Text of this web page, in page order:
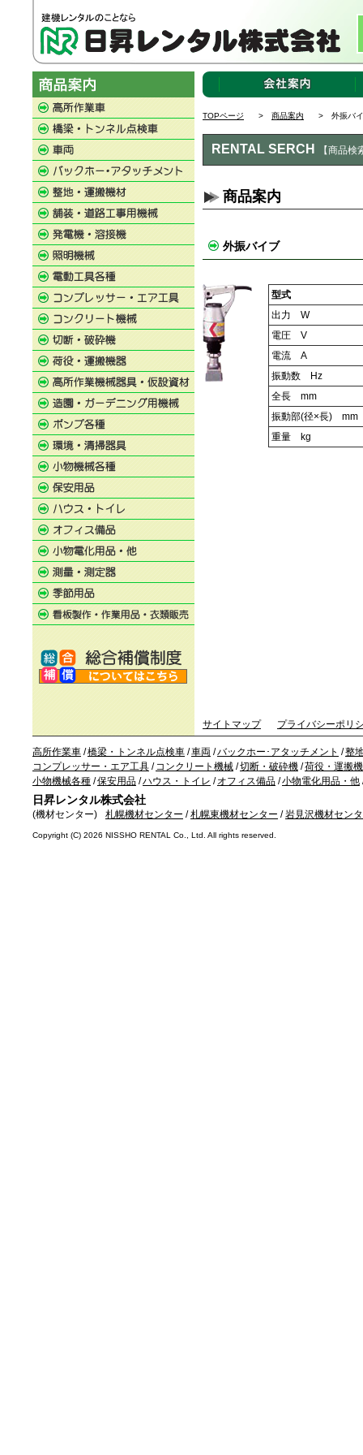
TOPページ > 商品案内 > 外振バ
RENTAL SERCH 【商品検
商品案内
外振バイブ
型式
出力 W
電圧 V
電流 A
振動数 Hz
全長 mm
振動部(径×長) mm
重量 kg
サイトマップ プライバシーポリ
高所作業車 /橋梁・トンネル点検車 /車両 /バックホー･アタッチメント /整
コンプレッサー・エア工具 / コンクリート機械 /切断・破砕機 /荷役・運搬
小物機械各種 /保安用品 /ハウス・トイレ / オフィス備品 /小物電化用品・他
日昇レンタル株式会社
(機材センター) 札幌機材センター /札幌東機材センター /岩見沢機材セン
Copyright (C) 2026 NISSHO RENTAL Co., Ltd. All rights reserved.